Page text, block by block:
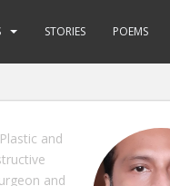
STORIES POEMS
and
and